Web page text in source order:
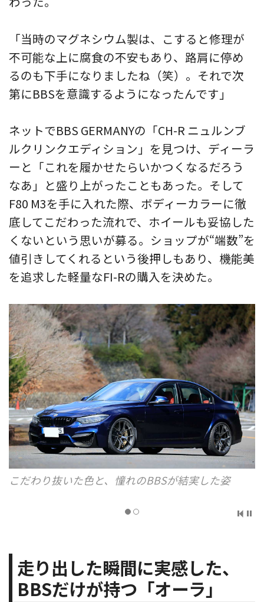
「当時のマグネシウム製は、こすると修理が
不可能な上に腐食の不安もあり、路肩に停め
るのも下手になりましたね（笑）。それで次
第にBBSを意識するようになったんです」
ネットでBBS GERMANYの「CH-R ニュルンブ
ルクリンクエディション」を見つけ、ディーラ
ーと「これを履かせたらいかつくなるだろう
なあ」と盛り上がったこともあった。そして
F80 M3を手に入れた際、ボディーカラーに徹
底してこだわった流れで、ホイールも妥協した
くないという思いが募る。ショップが“端数”を
値引きしてくれるという後押しもあり、機能美
を追求した軽量なFI-Rの購入を決めた。
こだわり抜いた色と、憧れのBBSが結実した姿
走り出した瞬間に実感した、
BBSだけが持つ「オーラ」